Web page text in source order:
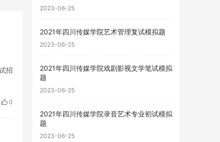
招
0
2023-06-25
2021年四川传媒学院艺术管理复试模拟题
2023-06-25
2021年四川传媒学院戏剧影视文学笔试模拟
题
2023-06-25
2021年四川传媒学院录音艺术专业初试模拟
题
2023-06-25